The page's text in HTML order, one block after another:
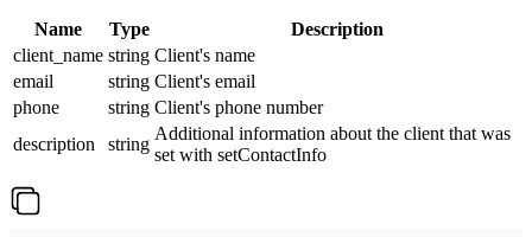
Name Type
Description
client_name string Client's name
email
string Client's email
phone
string Client's phone number
description
string
Additional information about the client that was
set with setContactInfo